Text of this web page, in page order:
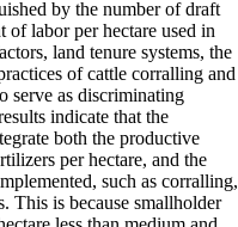
by the number of draft
of labor per hectare used in
land tenure systems, the
of cattle corralling and
serve as discriminating
indicate that the
both the productive
per hectare, and the
such as corralling,
This is because smallholder